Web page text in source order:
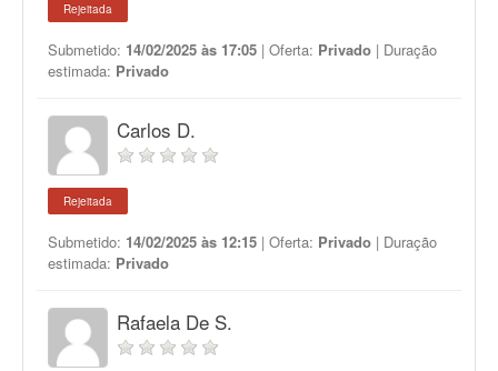
Rejeitada
Submetido: 14/02/2025 às 17:05 | Oferta: Privado | Duração
estimada: Privado
Carlos D.
Rejeitada
Submetido: 14/02/2025 às 12:15 | Oferta: Privado | Duração
estimada: Privado
Rafaela De S.